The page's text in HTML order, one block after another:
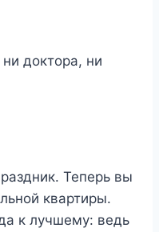
доктора, ни
Теперь вы
квартиры.
к лучшему: ведь